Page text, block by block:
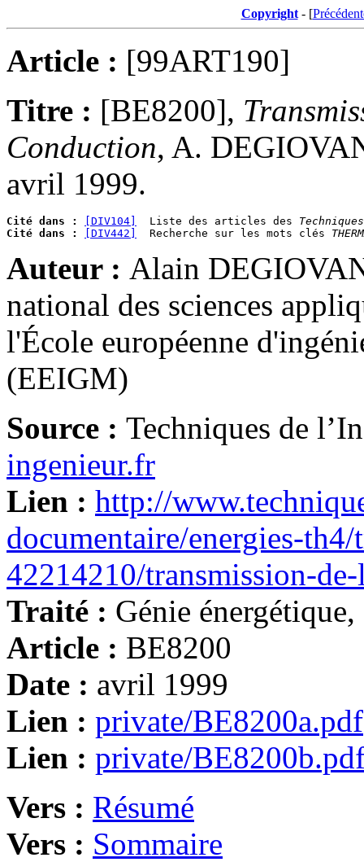
Copyright- [
Article : [99ART190]
Titre : [BE8200],
Conduction, A.
avril 1999.
Cité dans : [DIV104]
  Liste des articles des
Cité dans :
[DIV442]
  Recherche sur les mots clés
Auteur : Alain
national des sciences
l'École européenne
(EEIGM)
Source : Techniques de
ingenieur.fr
Lien : http://
documentaire/energies-
42214210/transmission-
Traité : Génie
Article : BE8200
Date : avril 1999
Lien : private/BE8200a.pdf
Lien : private/
Vers : Résumé
Vers : Sommaire